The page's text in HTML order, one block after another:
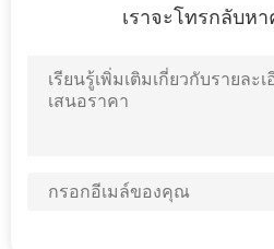
พัดลมระบา
เราจะโทรกลับห